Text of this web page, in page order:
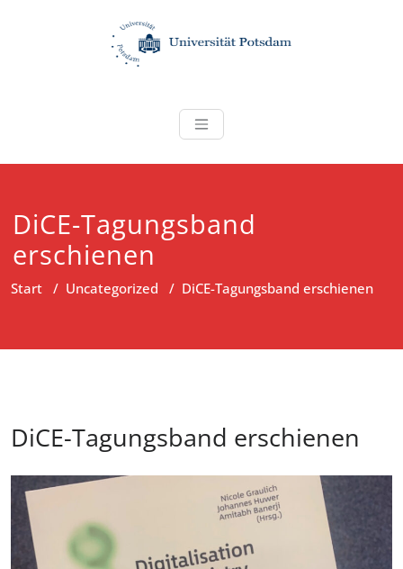
banerji-lab
DiCE-Tagungsband
erschienen
Start / Uncategorized / DiCE-Tagungsband erschienen
DiCE-Tagungsband erschienen